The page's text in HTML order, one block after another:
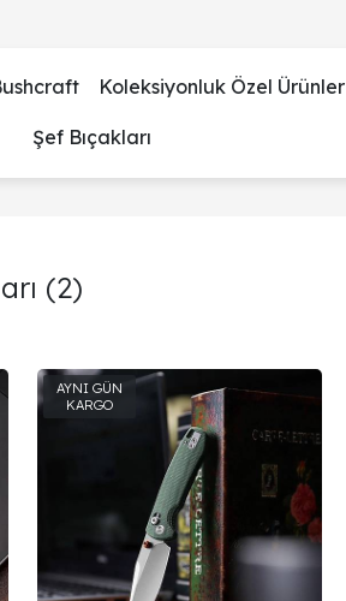
Koleksiyonluk Özel Ürünler
Şef Bıçakları
(2)